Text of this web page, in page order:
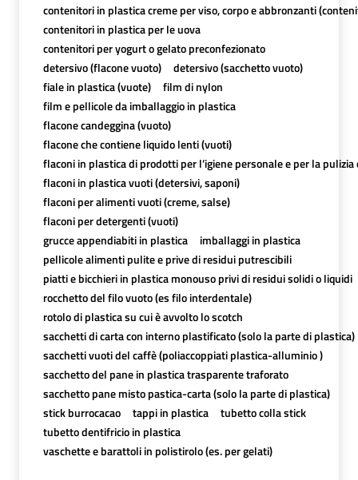
contenitori in plastica creme per viso, corpo e abbronzanti
contenitori in plastica per le uova
contenitori per yogurt o gelato preconfezionato
detersivo (flacone vuoto)
detersivo (sacchetto vuoto)
fiale in plastica (vuote)
film di nylon
film e pellicole da imballaggio in plastica
flacone candeggina (vuoto)
flacone che contiene liquido lenti (vuoti)
flaconi in plastica di prodotti per l’igiene personale e per la pulizia
flaconi in plastica vuoti (detersivi, saponi)
flaconi per alimenti vuoti (creme, salse)
flaconi per detergenti (vuoti)
grucce appendiabiti in plastica
imballaggi in plastica
pellicole alimenti pulite e prive di residui putrescibili
piatti e bicchieri in plastica monouso privi di residui solidi o liquidi
rocchetto del filo vuoto (es filo interdentale)
rotolo di plastica su cui è avvolto lo scotch
sacchetti di carta con interno plastificato (solo la parte di plastica)
sacchetti vuoti del caffè (poliaccoppiati plastica-alluminio )
sacchetto del pane in plastica trasparente traforato
sacchetto pane misto pastica-carta (solo la parte di plastica)
stick burrocacao
tappi in plastica
tubetto colla stick
tubetto dentifricio in plastica
vaschette e barattoli in polistirolo (es. per gelati)